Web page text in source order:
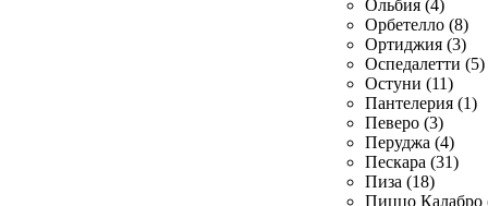
Ольбия (4)
Орбетелло (8)
Ортиджия (3)
Оспедалетти (5)
Остуни (11)
Пантелерия (1)
Певеро (3)
Перуджа (4)
Пескара (31)
Пиза (18)
Пиццо Калабро